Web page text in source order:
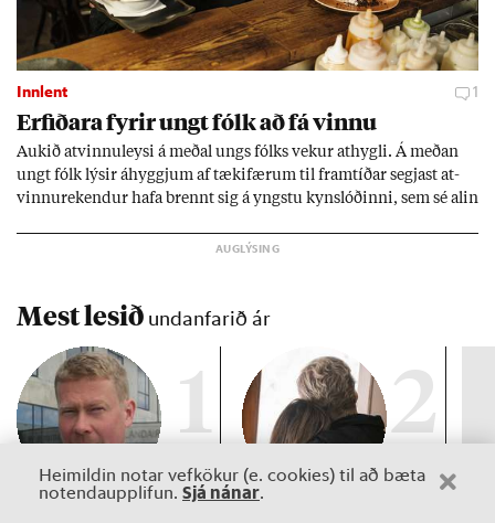
Innlent 1
Erf­ið­ara fyr­ir ungt fólk að fá vinnu
Auk­ið at­vinnu­leysi á með­al ungs fólks vek­ur at­hygli. Á með­an
ungt fólk lýs­ir áhyggj­um af tæki­fær­um til fram­tíð­ar segj­ast at­
vinnu­rek­end­ur hafa brennt sig á yngstu kyn­slóð­inni, sem sé al­in
ungt fólk þó til að gef­ast ekki upp.
Mest lesið undanfarið ár
1 2
Viðtal
Heimildin notar vefkökur (e. cookies) til að bæta
notendaupplifun. Sjá nánar.